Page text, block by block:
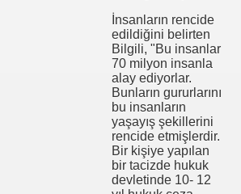
İnsanların rencide
edildiğini belirten
Bilgili, "Bu insanlar
70 milyon insanla
alay ediyorlar.
Bunların gururlarını
bu insanların
yaşayış şekillerini
rencide etmişlerdir.
Bir kişiye yapılan
bir tacizde hukuk
devletinde 10- 12